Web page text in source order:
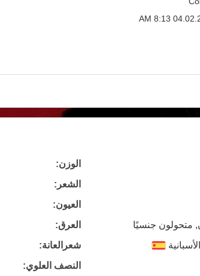
متحولون جنسيًا
الأسبانية
الوزن:
الشعر:
العيون:
العرق:
شعرالعانة:
النصف العلوي: